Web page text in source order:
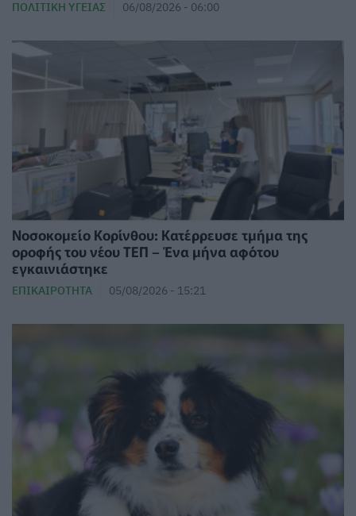
ΠΟΛΙΤΙΚΉ ΥΓΕΊΑΣ 06/08/2026 - 06:00
Νοσοκομείο Κορίνθου: Κατέρρευσε τμήμα της
οροφής του νέου ΤΕΠ – Ένα μήνα αφότου
εγκαινιάστηκε
ΕΠΙΚΑΙΡΌΤΗΤΑ 05/08/2026 - 15:21